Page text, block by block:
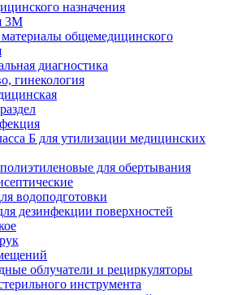
назначения
3М
общемедицинского
диагностика
гинекология
Б для утилизации медицинских
для обертывания
водоподготовки
дезинфекции поверхностей
облучатели и рециркуляторы
инструмента